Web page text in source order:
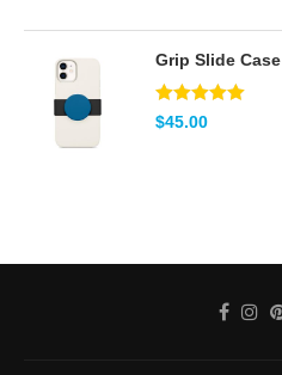
Grip Slide Case
Note5.00
sur 5
$45.00